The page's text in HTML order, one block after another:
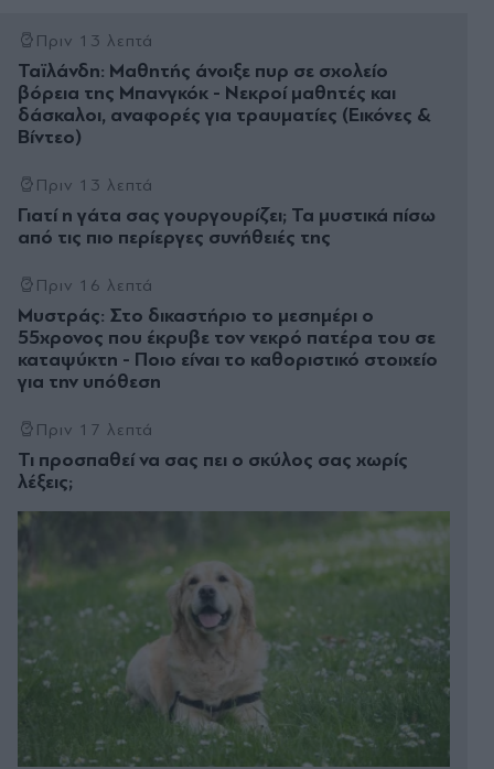
Πριν 13 λεπτά
Ταϊλάνδη: Μαθητής άνοιξε πυρ σε σχολείο
βόρεια της Μπανγκόκ - Νεκροί μαθητές και
δάσκαλοι, αναφορές για τραυματίες (Εικόνες &
Βίντεο)
Πριν 13 λεπτά
Γιατί η γάτα σας γουργουρίζει; Τα μυστικά πίσω
από τις πιο περίεργες συνήθειές της
Πριν 16 λεπτά
Μυστράς: Στο δικαστήριο το μεσημέρι ο
55χρονος που έκρυβε τον νεκρό πατέρα του σε
καταψύκτη - Ποιο είναι το καθοριστικό στοιχείο
για την υπόθεση
Πριν 17 λεπτά
Τι προσπαθεί να σας πει ο σκύλος σας χωρίς
λέξεις;